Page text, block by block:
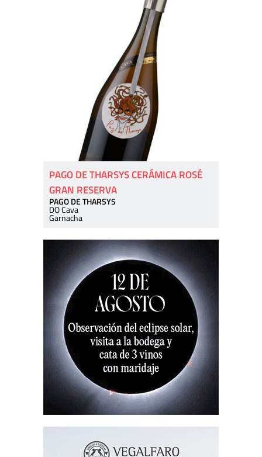
PAGO DE THARSYS CERÁMICA ROSÉ
GRAN RESERVA
PAGO DE THARSYS
DO Cava
Garnacha